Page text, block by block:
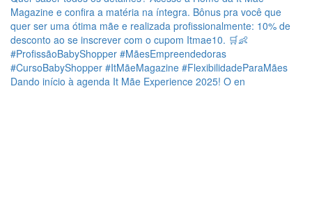
Dando início à agenda It Mãe Experience 2025! O en